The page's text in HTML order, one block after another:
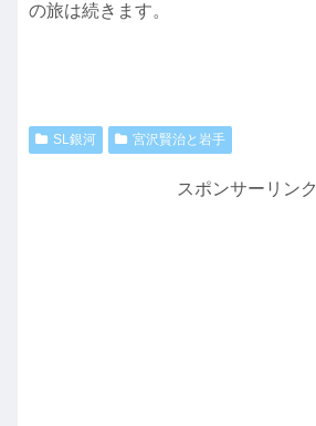
の旅は続きます。
SL銀河 宮沢賢治と岩手
スポンサーリンク